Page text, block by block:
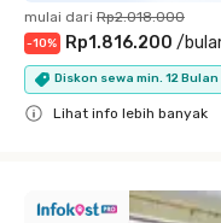
mulai dari Rp2.018.000
-10% Rp1.816.200 /
Diskon sewa min. 12 Bulan
Lihat info lebih banyak